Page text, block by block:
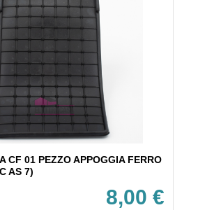
CF 01 PEZZO APPOGGIA FERRO
AS 7)
8,00 €